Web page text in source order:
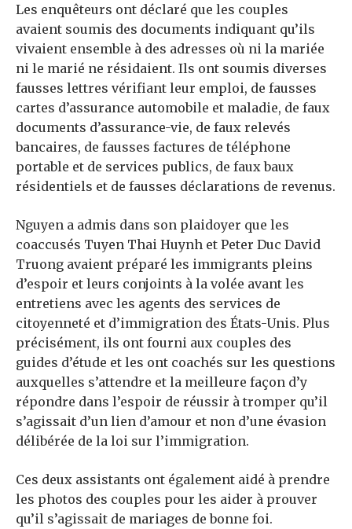
Les enquêteurs ont déclaré que les couples
avaient soumis des documents indiquant qu’ils
vivaient ensemble à des adresses où ni la mariée
ni le marié ne résidaient. Ils ont soumis diverses
fausses lettres vérifiant leur emploi, de fausses
cartes d’assurance automobile et maladie, de faux
documents d’assurance-vie, de faux relevés
bancaires, de fausses factures de téléphone
portable et de services publics, de faux baux
résidentiels et de fausses déclarations de revenus.
Nguyen a admis dans son plaidoyer que les
coaccusés Tuyen Thai Huynh et Peter Duc David
Truong avaient préparé les immigrants pleins
d’espoir et leurs conjoints à la volée avant les
entretiens avec les agents des services de
citoyenneté et d’immigration des États-Unis. Plus
précisément, ils ont fourni aux couples des
guides d’étude et les ont coachés sur les questions
auxquelles s’attendre et la meilleure façon d’y
répondre dans l’espoir de réussir à tromper qu’il
s’agissait d’un lien d’amour et non d’une évasion
délibérée de la loi sur l’immigration.
Ces deux assistants ont également aidé à prendre
les photos des couples pour les aider à prouver
qu’il s’agissait de mariages de bonne foi.